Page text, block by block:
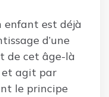
enfant est déjà
d’une
de cet âge-là
et agit par
le principe